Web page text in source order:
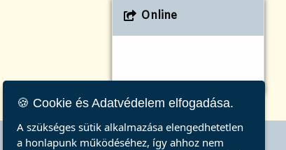
Online
🍪 Cookie és Adatvédelem elfogadása.
A szükséges sütik alkalmazása elengedhetetlen
a honlapunk működéséhez, így ahhoz nem